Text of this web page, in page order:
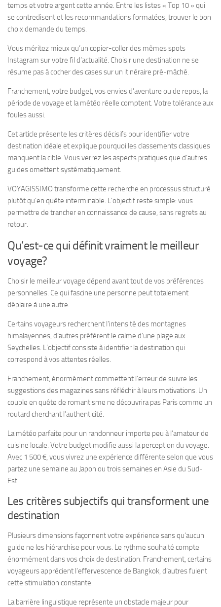
temps et votre argent cette année. Entre les listes « Top 10 » qui
se contredisent et les recommandations formatées, trouver le bon
choix demande du temps.
Vous méritez mieux qu’un copier-coller des mêmes spots
Instagram sur votre fil d’actualité. Choisir une destination ne se
résume pas à cocher des cases sur un itinéraire pré-mâché.
Franchement, votre budget, vos envies d’aventure ou de repos, la
période de voyage et la météo réelle comptent. Votre tolérance aux
foules aussi.
Cet article présente les critères décisifs pour identifier votre
destination idéale et explique pourquoi les classements classiques
manquent la cible. Vous verrez les aspects pratiques que d’autres
guides omettent systématiquement.
VOYAGISSIMO transforme cette recherche en processus structuré
plutôt qu’en quête interminable. L’objectif reste simple: vous
permettre de trancher en connaissance de cause, sans regrets au
retour.
Qu’est-ce qui définit vraiment le meilleur
voyage?
Choisir le meilleur voyage dépend avant tout de vos préférences
personnelles. Ce qui fascine une personne peut totalement
déplaire à une autre.
Certains voyageurs recherchent l’intensité des montagnes
himalayennes, d’autres préfèrent le calme d’une plage aux
Seychelles. L’objectif consiste à identifier la destination qui
correspond à vos attentes réelles.
Franchement, énormément commettent l’erreur de suivre les
suggestions des magazines sans réfléchir à leurs motivations. Un
couple en quête de romantisme ne découvrira pas Paris comme un
routard cherchant l’authenticité.
La météo parfaite pour un randonneur importe peu à l’amateur de
cuisine locale. Votre budget modifie aussi la perception du voyage.
Avec 1 500 €, vous vivrez une expérience différente selon que vous
partez une semaine au Japon ou trois semaines en Asie du Sud-
Est.
Les critères subjectifs qui transforment une
destination
Plusieurs dimensions façonnent votre expérience sans qu’aucun
guide ne les hiérarchise pour vous. Le rythme souhaité compte
énormément dans vos choix de destination. Franchement, certains
voyageurs apprécient l’effervescence de Bangkok, d’autres fuient
cette stimulation constante.
La barrière linguistique représente un obstacle majeur pour